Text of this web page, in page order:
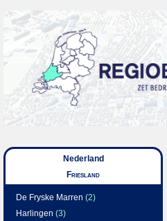
Nederland
Friesland
De Fryske Marren (2)
Harlingen (3)